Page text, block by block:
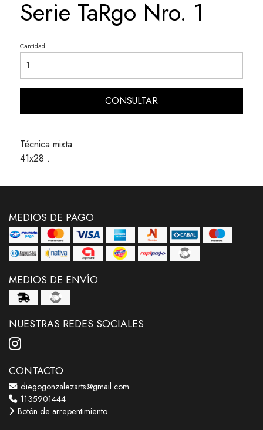
Serie TaRgo Nro. 1
Cantidad
CONSULTAR
Técnica mixta
41x28 .
MEDIOS DE PAGO
MEDIOS DE ENVÍO
NUESTRAS REDES SOCIALES
CONTACTO
diegogonzalezarts@gmail.com
1135901444
Botón de arrepentimiento